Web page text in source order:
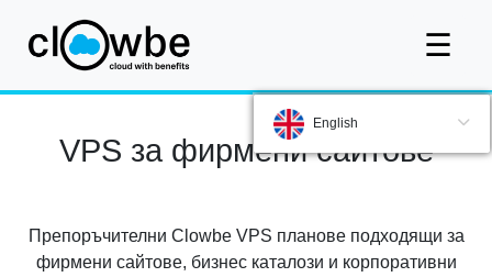
☰
English
VPS за фирмени сайтове
Препоръчителни Clowbe VPS планове подходящи за
фирмени сайтове, бизнес каталози и корпоративни